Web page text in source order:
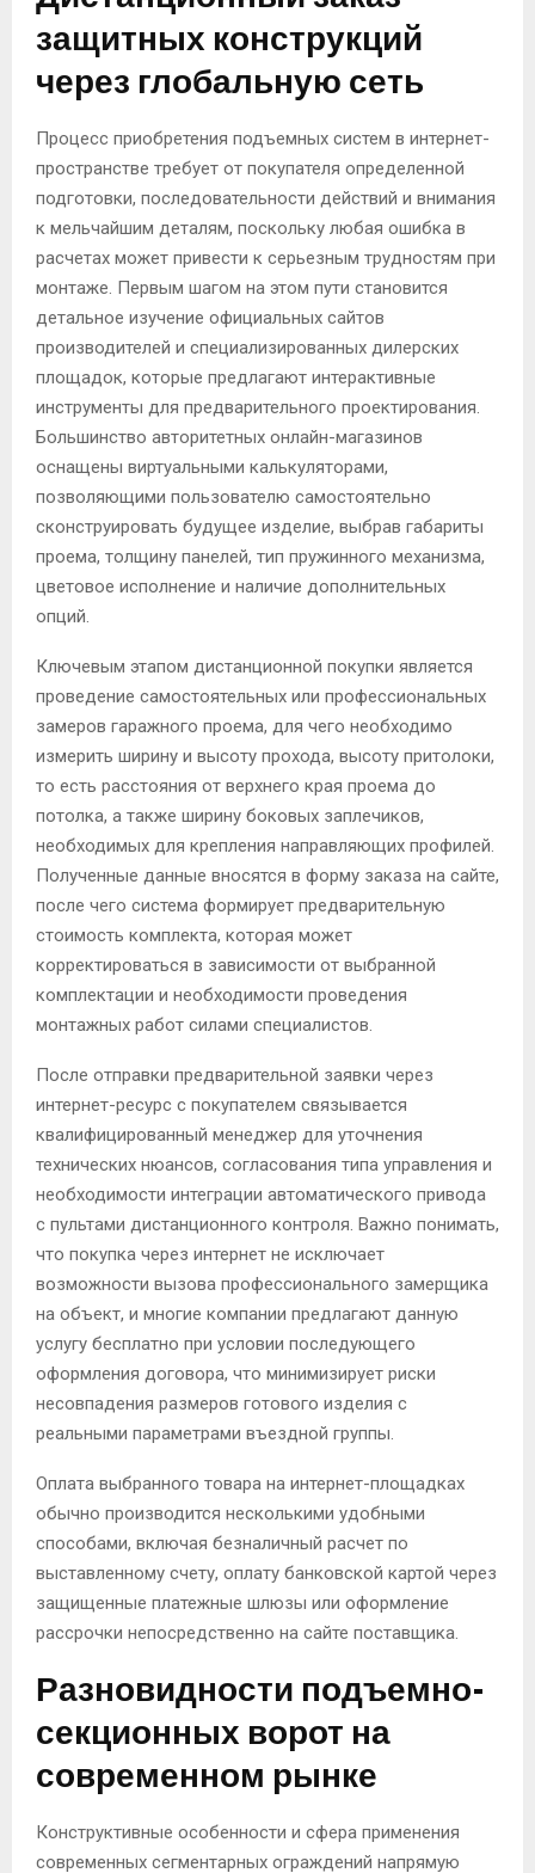
защитных конструкций
через глобальную сеть
Процесс приобретения подъемных систем в интернет-
пространстве требует от покупателя определенной
подготовки, последовательности действий и внимания
к мельчайшим деталям, поскольку любая ошибка в
расчетах может привести к серьезным трудностям при
монтаже. Первым шагом на этом пути становится
детальное изучение официальных сайтов
производителей и специализированных дилерских
площадок, которые предлагают интерактивные
инструменты для предварительного проектирования.
Большинство авторитетных онлайн-магазинов
оснащены виртуальными калькуляторами,
позволяющими пользователю самостоятельно
сконструировать будущее изделие, выбрав габариты
проема, толщину панелей, тип пружинного механизма,
цветовое исполнение и наличие дополнительных
опций.
Ключевым этапом дистанционной покупки является
проведение самостоятельных или профессиональных
замеров гаражного проема, для чего необходимо
измерить ширину и высоту прохода, высоту притолоки,
то есть расстояния от верхнего края проема до
потолка, а также ширину боковых заплечиков,
необходимых для крепления направляющих профилей.
Полученные данные вносятся в форму заказа на сайте,
после чего система формирует предварительную
стоимость комплекта, которая может
корректироваться в зависимости от выбранной
комплектации и необходимости проведения
монтажных работ силами специалистов.
После отправки предварительной заявки через
интернет-ресурс с покупателем связывается
квалифицированный менеджер для уточнения
технических нюансов, согласования типа управления и
необходимости интеграции автоматического привода
с пультами дистанционного контроля. Важно понимать,
что покупка через интернет не исключает
возможности вызова профессионального замерщика
на объект, и многие компании предлагают данную
услугу бесплатно при условии последующего
оформления договора, что минимизирует риски
несовпадения размеров готового изделия с
реальными параметрами въездной группы.
Оплата выбранного товара на интернет-площадках
обычно производится несколькими удобными
способами, включая безналичный расчет по
выставленному счету, оплату банковской картой через
защищенные платежные шлюзы или оформление
рассрочки непосредственно на сайте поставщика.
Разновидности подъемно-
секционных ворот на
современном рынке
Конструктивные особенности и сфера применения
современных сегментарных ограждений напрямую